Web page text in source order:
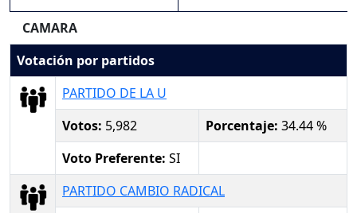
CAMARA
Votación por partidos
PARTIDO DE LA U
Votos: 5,982 Porcentaje: 34.44 %
Voto Preferente: SI
PARTIDO CAMBIO RADICAL